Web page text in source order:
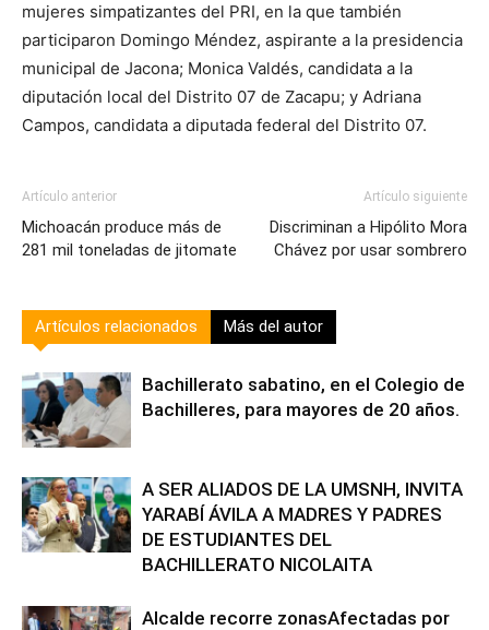
mujeres simpatizantes del PRI, en la que también
participaron Domingo Méndez, aspirante a la presidencia
municipal de Jacona; Monica Valdés, candidata a la
diputación local del Distrito 07 de Zacapu; y Adriana
Campos, candidata a diputada federal del Distrito 07.
Artículo anterior
Michoacán produce más de
281 mil toneladas de jitomate
Artículo siguiente
Discriminan a Hipólito Mora
Chávez por usar sombrero
Artículos relacionados Más del autor
Bachillerato sabatino, en el Colegio de
Bachilleres, para mayores de 20 años.
A SER ALIADOS DE LA UMSNH, INVITA
YARABÍ ÁVILA A MADRES Y PADRES
DE ESTUDIANTES DEL
BACHILLERATO NICOLAITA
Alcalde recorre zonasAfectadas por